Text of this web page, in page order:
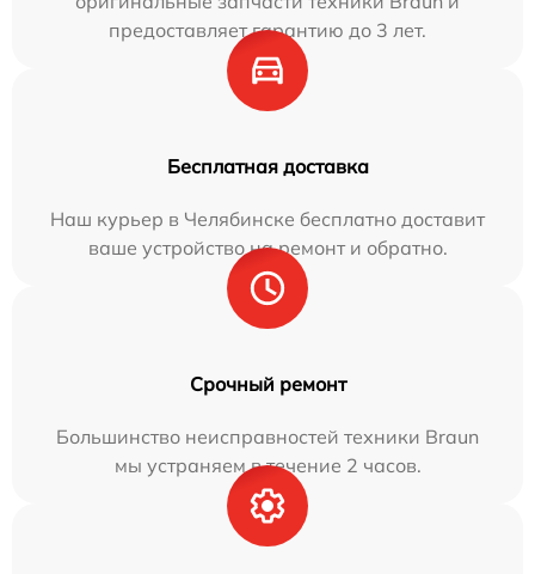
предоставляет гарантию до 3 лет.
Бесплатная доставка
Наш курьер в Челябинске бесплатно доставит
ваше устройство на ремонт и обратно.
Срочный ремонт
Большинство неисправностей техники Braun
мы устраняем в течение 2 часов.